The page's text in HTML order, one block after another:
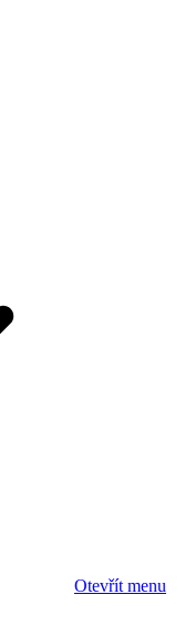
Otevřít menu